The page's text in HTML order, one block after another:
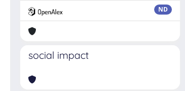
ND
social impact